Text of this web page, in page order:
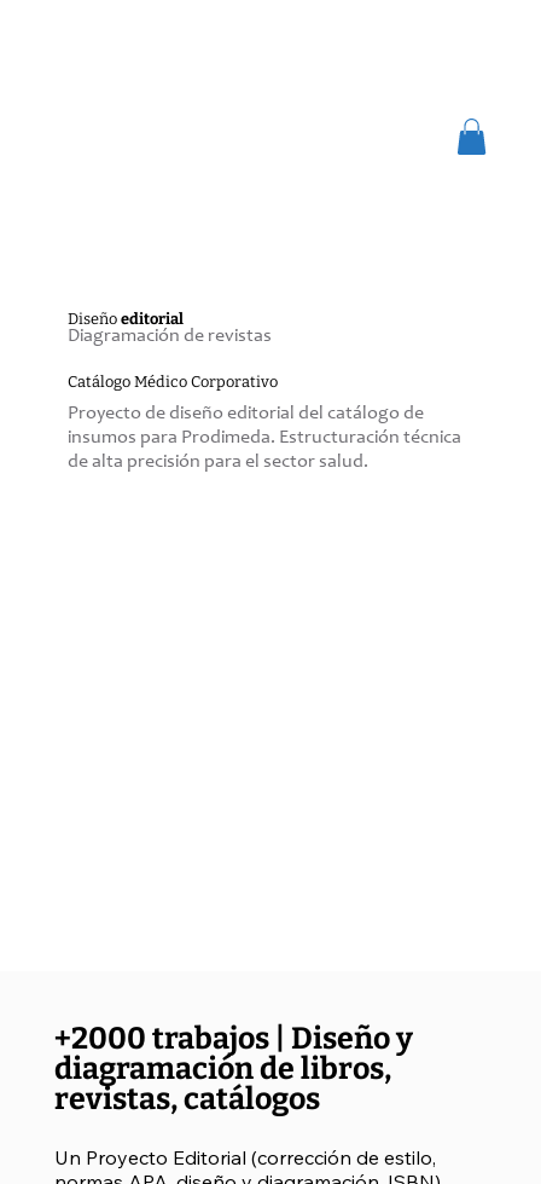
Diseño editorial
Diagramación de revistas
Catálogo Médico Corporativo
Proyecto de diseño editorial del catálogo de
insumos para Prodimeda. Estructuración técnica
de alta precisión para el sector salud.
+2000 trabajos | Diseño y
diagramación de libros,
revistas, catálogos
Un Proyecto Editorial (corrección de estilo,